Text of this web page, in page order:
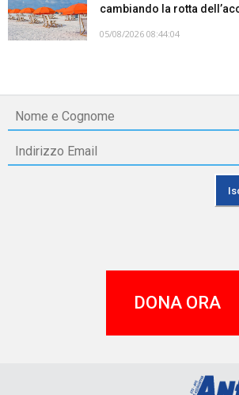
cambiando la rotta
05/08/2026 08:44:04
DONA ORA